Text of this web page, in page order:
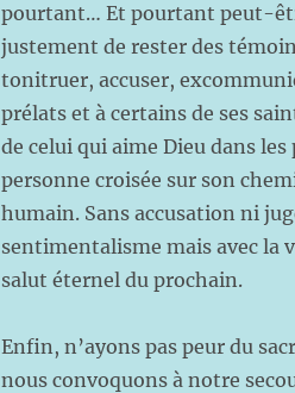
pourtant… Et pourtant peut-
justement de rester des
tonitruer, accuser,
prélats et à certains de ses
de celui qui aime Dieu dans
personne croisée sur son
humain. Sans accusation ni
sentimentalisme mais avec la
salut éternel du prochain.
Enfin, n’ayons pas peur du
nous convoquons à notre